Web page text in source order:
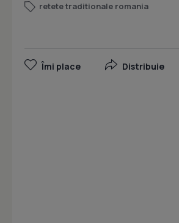
retete traditionale romania
Îmi place Distribuie